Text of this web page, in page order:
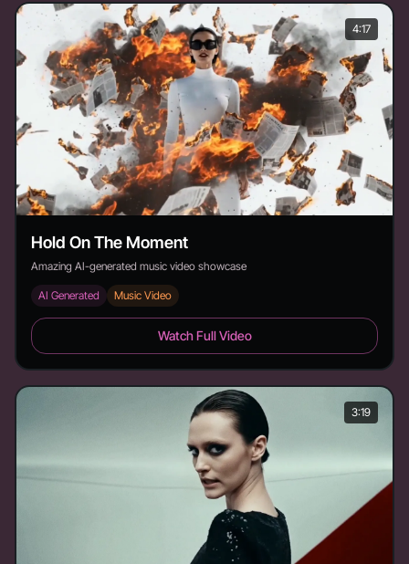
4:17
Hold On The Moment
Amazing AI-generated music video showcase
AI Generated Music Video
Hold On The Moment - Duration: 4:17
Watch Full Video
3:19